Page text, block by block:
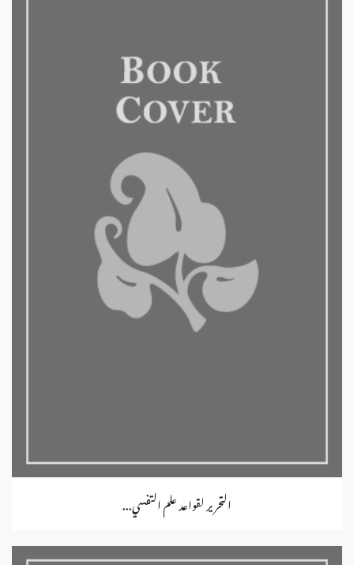
التحرير لقواعد علم التفسي...